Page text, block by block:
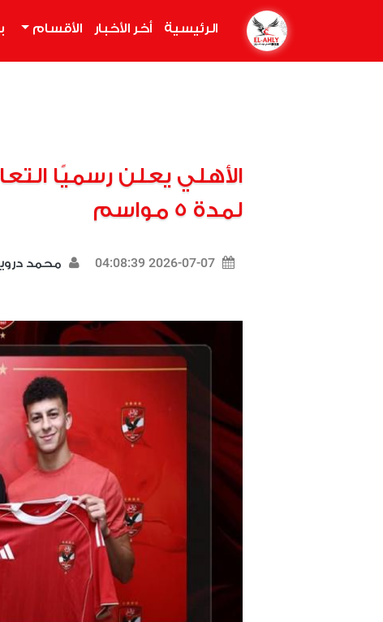
الرئيسية أخر الأخبار الأقسام
الأهلي يعلن رسميًا
لمدة 5 مواسم
2026-07-07 04:08:39 محمد